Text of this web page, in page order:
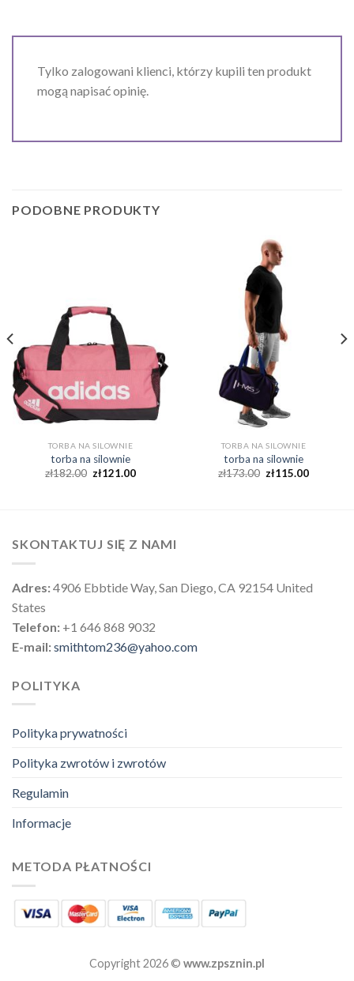
Tylko zalogowani klienci, którzy kupili ten produkt
mogą napisać opinię.
PODOBNE PRODUKTY
TORBA NA SILOWNIE
torba na silownie
zł182.00 zł121.00
TORBA NA SILOWNIE
torba na silownie
zł173.00 zł115.00
SKONTAKTUJ SIĘ Z NAMI
Adres:4906 Ebbtide Way, San Diego, CA 92154 United
States
Telefon: +1 646 868 9032
E-mail:smithtom236@yahoo.com
POLITYKA
Polityka prywatności
Polityka zwrotów i zwrotów
Regulamin
Informacje
METODA PŁATNOŚCI
Copyright 2026 © www.zpsznin.pl